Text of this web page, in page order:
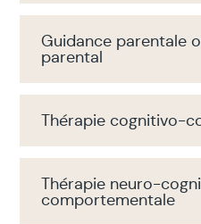
Guidance parentale
parental
Thérapie cognitivo-
Thérapie neuro-
comportementale